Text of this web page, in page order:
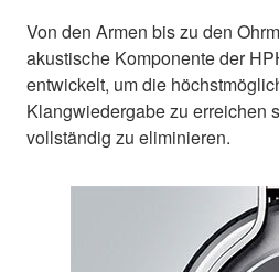
Von den Armen bis zu den
akustische Komponente der
entwickelt, um die
Klangwiedergabe zu erreichen
vollständig zu eliminieren.